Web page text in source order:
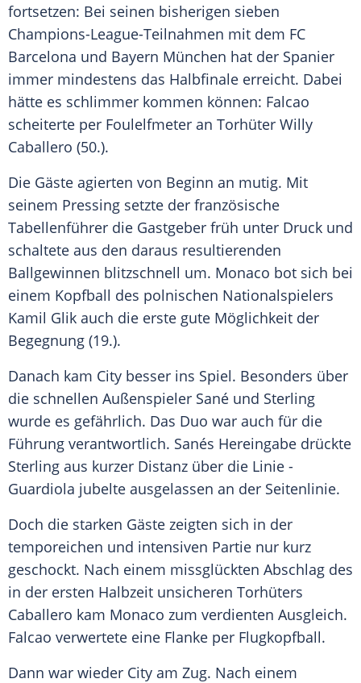
fortsetzen: Bei seinen bisherigen sieben
Champions-League-Teilnahmen mit dem FC
Barcelona und Bayern München hat der Spanier
immer mindestens das Halbfinale erreicht. Dabei
hätte es schlimmer kommen können: Falcao
scheiterte per Foulelfmeter an Torhüter Willy
Caballero (50.).
Die Gäste agierten von Beginn an mutig. Mit
seinem Pressing setzte der französische
Tabellenführer die Gastgeber früh unter Druck und
schaltete aus den daraus resultierenden
Ballgewinnen blitzschnell um. Monaco bot sich bei
einem Kopfball des polnischen Nationalspielers
Kamil Glik auch die erste gute Möglichkeit der
Begegnung (19.).
Danach kam City besser ins Spiel. Besonders über
die schnellen Außenspieler Sané und Sterling
wurde es gefährlich. Das Duo war auch für die
Führung verantwortlich. Sanés Hereingabe drückte
Sterling aus kurzer Distanz über die Linie -
Guardiola jubelte ausgelassen an der Seitenlinie.
Doch die starken Gäste zeigten sich in der
temporeichen und intensiven Partie nur kurz
geschockt. Nach einem missglückten Abschlag des
in der ersten Halbzeit unsicheren Torhüters
Caballero kam Monaco zum verdienten Ausgleich.
Falcao verwertete eine Flanke per Flugkopfball.
Dann war wieder City am Zug. Nach einem